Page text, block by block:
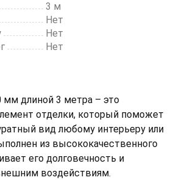
3 м
Нет
Нет
Нет
мм длиной 3 метра – это
отделки, который поможет
вид любому интерьеру или
из высококачественного
его долговечность и
воздействиям.